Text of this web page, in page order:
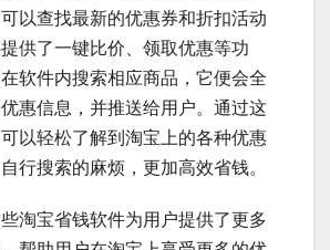
以查找最新的优惠券和折扣活动
供了一键比价、领取优惠等功
软件内搜索相应商品，它便会全
惠信息，并推送给用户。通过这
以轻松了解到淘宝上的各种优惠
行搜索的麻烦，更加高效省钱。
淘宝省钱软件为用户提供了更多